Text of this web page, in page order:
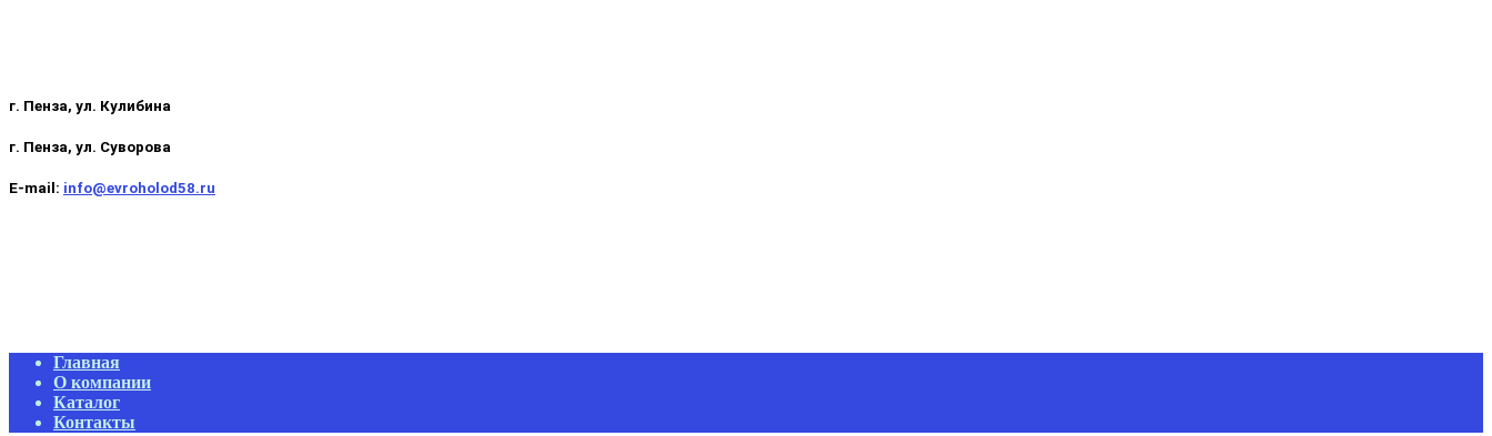
г. Пенза, ул. Кулибина
г. Пенза, ул. Суворова
E-mail: info@evroholod58.ru
Primary
Navigation
Menu
Главная
О компании
Каталог
Контакты